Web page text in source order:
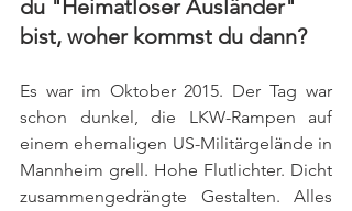
du "Heimatloser Ausländer"
bist, woher kommst du dann?
Es war im Oktober 2015. Der Tag war
schon dunkel, die LKW-Rampen auf
einem ehemaligen US-Militärgelände in
Mannheim grell. Hohe Flutlichter. Dicht
zusammengedrängte Gestalten. Alles